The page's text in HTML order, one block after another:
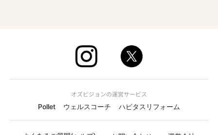
オズビジョンの運営サービス
Pollet
ウェルスコーチ ハピタスリフォーム